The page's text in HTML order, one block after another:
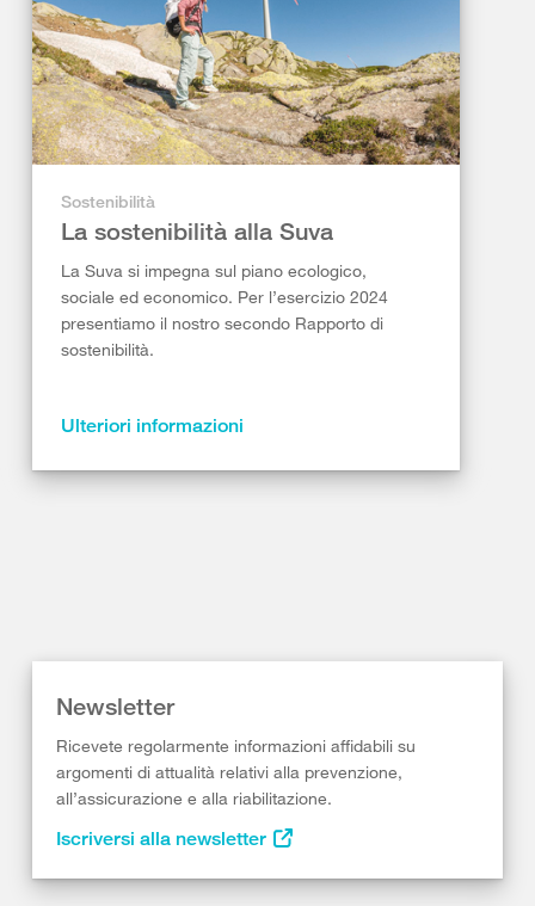
Sostenibilità
La sostenibilità alla Suva
La Suva si impegna sul piano ecologico,
sociale ed economico. Per l’esercizio 2024
presentiamo il nostro secondo Rapporto di
sostenibilità.
Ulteriori informazioni
Newsletter
Ricevete regolarmente informazioni affidabili su
argomenti di attualità relativi alla prevenzione,
all’assicurazione e alla riabilitazione.
Iscriversi alla newsletter